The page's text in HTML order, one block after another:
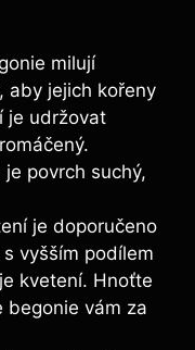
milují
aby jejich kořeny
je udržovat
povrch suchý,
je doporučeno
vyšším podílem
kvetení. Hnoťte
begonie vám za